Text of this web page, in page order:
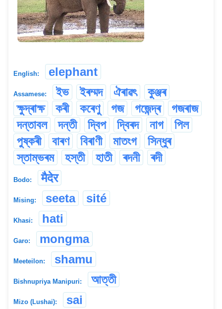
English: elephant
Assamese: ইভ ইৰম্মদ ঐৰাৱৎ
কুঞ্জৰ
ক্ষুদ্ৰাক্ষ
কৰী কৰেণু গজ গজেন্দ্ৰ
গজৰাজ
দন্তাবল
দন্তী দ্বিপ দ্বিৰদ নাগ
পিল
পুষ্কৰী
বাৰণ বিৰাণী মাতংগ
সিন্ধুৰ
স্তাম্ভৰম
হস্তী হাতী ৰদনী ৰদী
Bodo: मैदेर
Mising: seeta sité
Khasi: hati
Garo: mongma
Meeteilon: shamu
Bishnupriya Manipuri: আত্তী
Mizo (Lushai): sai